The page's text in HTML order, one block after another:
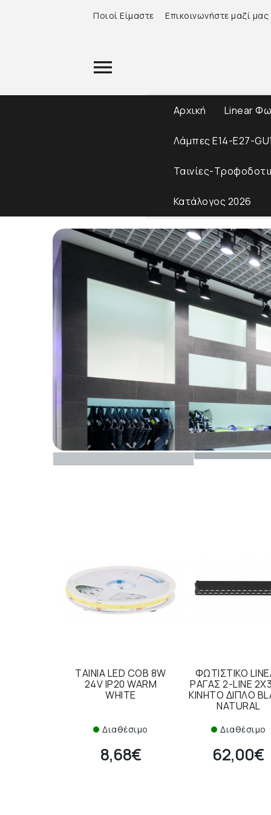
Ποιοί Είμαστε Επικοινωνήστε μαζί μας
Αρχική Linear
Λάμπες Ε14-Ε27-
Ταινίες-
Κατάλογος 2026
TAINIA LED COB 8W
24V IP20 WARM
WHITE
Διαθέσιμο
8,68€
ΦΩΤΙΣΤΙΚΟ
ΡΑΓΑΣ 2-LINE
ΚΙΝΗΤΟ ΔΙΠΛΟ
NATURAL
Διαθέσιμο
62,00€